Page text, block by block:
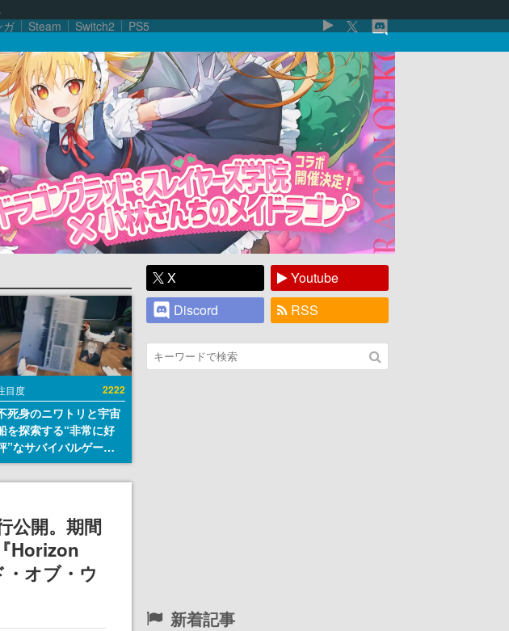
ガ Steam Switch2 PS5
目度 2222
死身のニワトリと宇宙
を探索する“非常に好
”なサバイバルゲーム
Breathedge』が無料
配布中。入手できる期
公開。期間
Horizon
オブ・ウ
X
Youtube
Discord
RSS
新着記事